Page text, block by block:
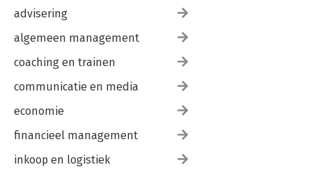
advisering
algemeen management
coaching en trainen
communicatie en media
economie
financieel management
inkoop en logistiek